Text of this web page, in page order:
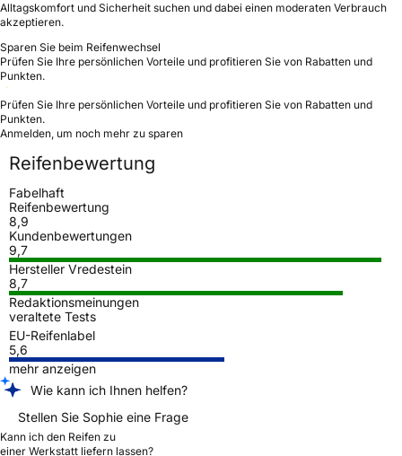
Alltagskomfort und Sicherheit suchen und dabei einen moderaten Verbrauch
akzeptieren.
Sparen Sie beim Reifenwechsel
Prüfen Sie Ihre persönlichen Vorteile und profitieren Sie von Rabatten und
Punkten.
Prüfen Sie Ihre persönlichen Vorteile und profitieren Sie von Rabatten und
Punkten.
Anmelden, um noch mehr zu sparen
Reifenbewertung
Fabelhaft
Reifenbewertung
8,9
Kundenbewertungen
9,7
Hersteller Vredestein
8,7
Redaktionsmeinungen
veraltete Tests
EU-Reifenlabel
5,6
mehr anzeigen
Wie kann ich Ihnen helfen?
Stellen Sie Sophie eine Frage
Kann ich den Reifen zu
einer Werkstatt liefern lassen?